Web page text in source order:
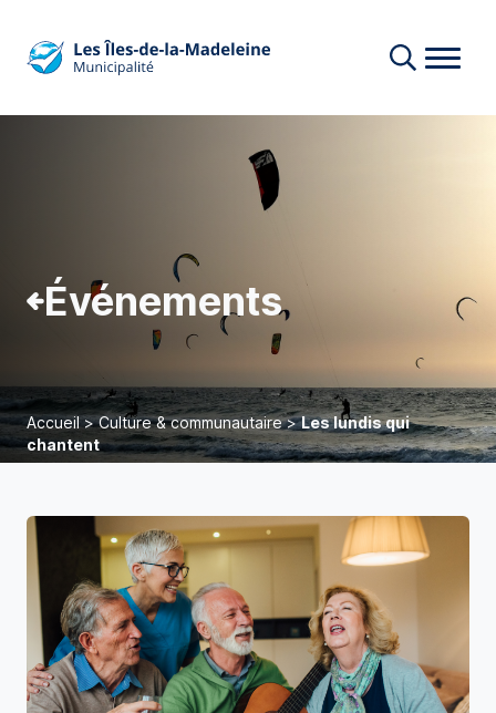
Événements
Accueil>Culture & communautaire>Les lundis qui
chantent